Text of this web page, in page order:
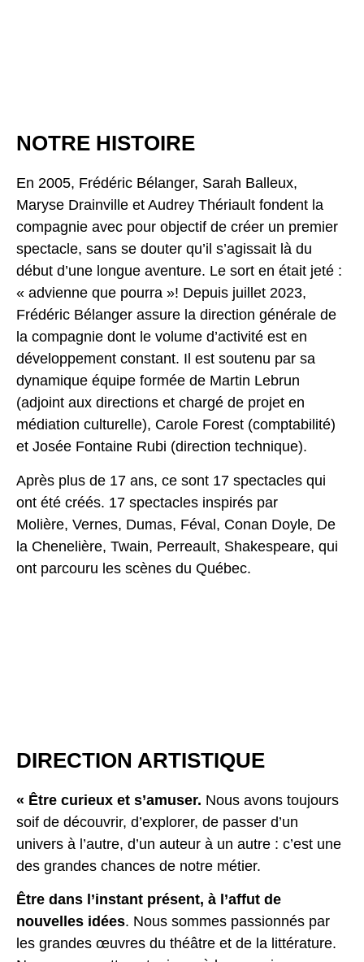
NOTRE HISTOIRE
En 2005, Frédéric Bélanger, Sarah Balleux,
Maryse Drainville et Audrey Thériault fondent la
compagnie avec pour objectif de créer un premier
spectacle, sans se douter qu’il s’agissait là du
début d’une longue aventure. Le sort en était jeté :
« advienne que pourra »! Depuis juillet 2023,
Frédéric Bélanger assure la direction générale de
la compagnie dont le volume d’activité est en
développement constant. Il est soutenu par sa
dynamique équipe formée de Martin Lebrun
(adjoint aux directions et chargé de projet en
médiation culturelle), Carole Forest (comptabilité)
et Josée Fontaine Rubi (direction technique).
Après plus de 17 ans, ce sont 17 spectacles qui
ont été créés. 17 spectacles inspirés par
Molière, Vernes, Dumas, Féval, Conan Doyle, De
la Chenelière, Twain, Perreault, Shakespeare, qui
ont parcouru les scènes du Québec.
DIRECTION ARTISTIQUE
« Être curieux et s’amuser. Nous avons toujours
soif de découvrir, d’explorer, de passer d’un
univers à l’autre, d’un auteur à un autre : c’est une
des grandes chances de notre métier.
Être dans l’instant présent, à l’affut de
nouvelles idées. Nous sommes passionnés par
les grandes œuvres du théâtre et de la littérature.